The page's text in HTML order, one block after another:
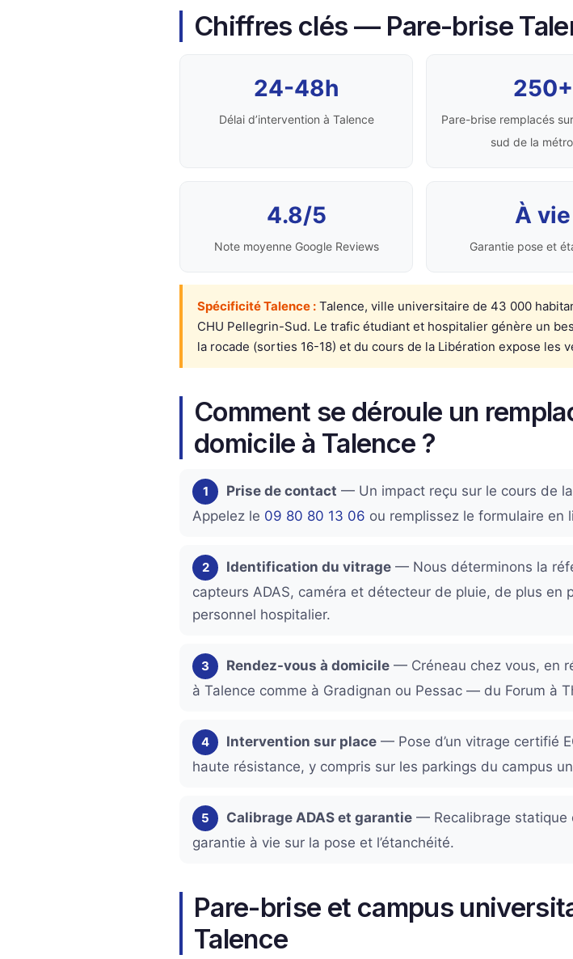
Chiffres clés — Pare-brise
24-48h
Délai d’intervention à Talence
250+
Pare-brise remplacés
sud de la
4.8/5
Note moyenne Google Reviews
À vie
Garantie pose et
Spécificité Talence : Talence, ville universitaire de 43 000
CHU Pellegrin-Sud. Le trafic étudiant et hospitalier génère un
la rocade (sorties 16-18) et du cours de la Libération expose les
Comment se déroule un
domicile à Talence ?
1 Prise de contact — Un impact reçu sur le cours de
Appelez le 09 80 80 13 06 ou remplissez le formulaire en
2 Identification du vitrage — Nous déterminons la
capteurs ADAS, caméra et détecteur de pluie, de plus
personnel hospitalier.
3 Rendez-vous à domicile — Créneau chez vous, en
à Talence comme à Gradignan ou Pessac — du Forum à
4 Intervention sur place — Pose d’un vitrage certifié
haute résistance, y compris sur les parkings du campus
5 Calibrage ADAS et garantie — Recalibrage statique
garantie à vie sur la pose et l’étanchéité.
Pare-brise et campus
Talence